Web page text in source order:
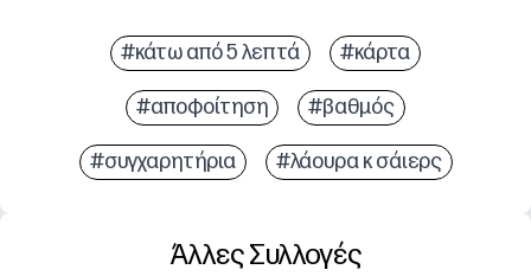
#κάτω από 5 λεπτά #κάρτα
#αποφοίτηση #βαθμός
#συγχαρητήρια #λάουρα κ σάιερς
Άλλες Συλλογές